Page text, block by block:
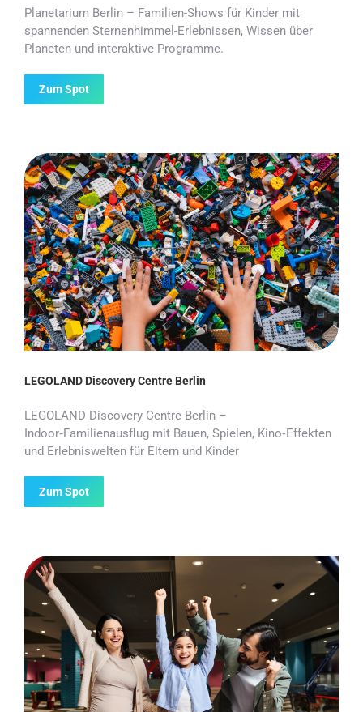
Planetarium Berlin – Familien-Shows für Kinder mit
spannenden Sternenhimmel-Erlebnissen, Wissen über
Planeten und interaktive Programme.
Zum Spot
LEGOLAND Discovery Centre Berlin
LEGOLAND Discovery Centre Berlin –
Indoor‑Familienausflug mit Bauen, Spielen, Kino‑Effekten
und Erlebniswelten für Eltern und Kinder
Zum Spot